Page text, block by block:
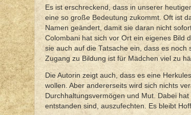
Es ist erschreckend, dass in unserer
eine so große Bedeutung zukommt. Oft ist
Namen geändert, damit sie daran nicht
Colombani hat sich vor Ort ein eigenes Bild
sie auch auf die Tatsache ein, dass es
Zugang zu Bildung ist für Mädchen viel zu
Die Autorin zeigt auch, dass es eine
wollen. Aber andererseits wird sich nichts
Durchhaltungsvermögen und Mut. Dabei
entstanden sind, auszufechten. Es bleibt